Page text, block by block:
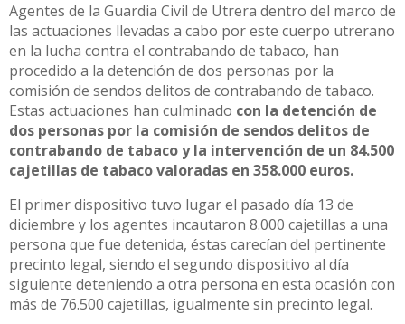
Agentes de la Guardia Civil de Utrera dentro del marco de
las actuaciones llevadas a cabo por este cuerpo utrerano
en la lucha contra el contrabando de tabaco, han
procedido a la detención de dos personas por la
comisión de sendos delitos de contrabando de tabaco.
Estas actuaciones han culminado con la detención de
dos personas por la comisión de sendos delitos de
contrabando de tabaco y la intervención de un 84.500
cajetillas de tabaco valoradas en 358.000 euros.
El primer dispositivo tuvo lugar el pasado día 13 de
diciembre y los agentes incautaron 8.000 cajetillas a una
persona que fue detenida, éstas carecían del pertinente
precinto legal, siendo el segundo dispositivo al día
siguiente deteniendo a otra persona en esta ocasión con
más de 76.500 cajetillas, igualmente sin precinto legal.